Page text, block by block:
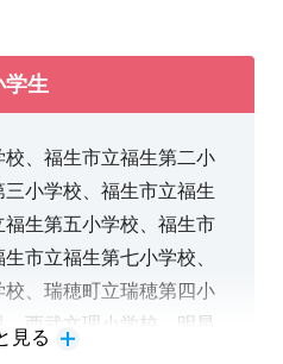
で授業を進めていきます。質問
は使い放題
駒澤・専修
都市・工学院・東京電
東海・亜細亜・帝京・
配点だけで約65点。
。難しい問題ばかり練
もしれません。
高校＞
小金井北、国分寺、小
水、昭和、第五商業、
学生
、福生市立福生第二小
小学校、福生市立福生
生第五小学校、福生市
市立福生第七小学校、
、瑞穂町立瑞穂第四小
西武文理小学校、明星
見る